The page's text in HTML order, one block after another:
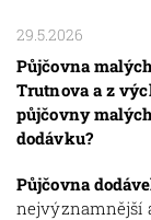
29.5.2026
Půjčovna
Trutnova a z
půjčovny
dodávku?
Půjčovna
nejvýznamnější